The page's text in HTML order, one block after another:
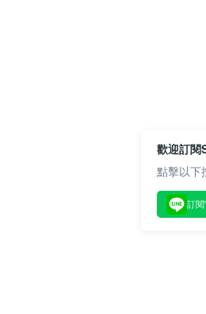
歡迎訂
點擊以下
訂閱